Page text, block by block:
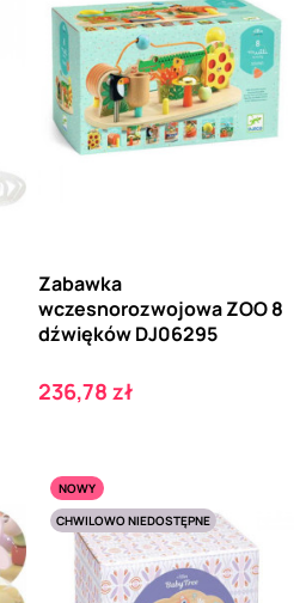
Zabawka
wczesnorozwojowa ZOO 8
dźwięków DJ06295
Cena
236,78 zł
NOWY
CHWILOWO NIEDOSTĘPNE